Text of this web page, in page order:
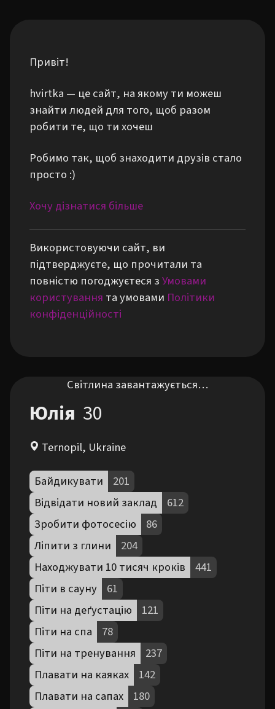
Привіт!
hvirtka — це сайт, на якому ти можеш
знайти людей для того, щоб разом
робити те, що ти хочеш
Робимо так, щоб знаходити друзів стало
просто :)
Хочу дізнатися більше
Використовуючи сайт, ви
підтверджуєте, що прочитали та
повністю погоджуєтеся зУмовами
користування та умовами Політики
конфіденційності
Світлина завантажується…
Юлія 30
Ternopil, Ukraine
Байдикувати
201
Відвідати новий заклад
612
Зробити фотосесію
86
Ліпити з глини
204
Находжувати 10 тисяч кроків
441
Піти в сауну
61
Піти на деґустацію
121
Піти на спа
78
Піти на тренування
237
Плавати на каяках
142
Плавати на сапах
180